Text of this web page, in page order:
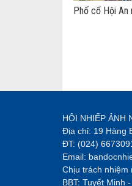
Phố cổ Hội
HỘI NHIẾP ẢNH
Địa chỉ: 19 Hàng
ĐT: (024)
Email:
Chịu trách nhiệm
BBT: Tuyết Minh